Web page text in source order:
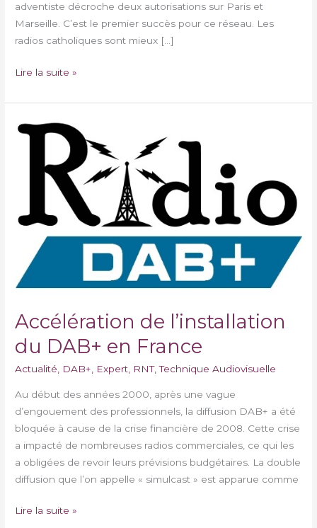
adventiste décroche deux autorisations sur Paris et
Marseille. C’est le premier succès pour ce réseau. Les
radios catholiques sont mieux […]
Lire la suite »
Accélération de l’installation
du DAB+ en France
Actualité, DAB+, Expert, RNT,Technique Audiovisuelle
Au début des années 2000, après une vague
d’engouement des professionnels, la diffusion DAB+ a été
bloquée à cause de la crise financière de 2008. Cette crise
a impacté de nombreuses radios commerciales, ce qui les
a obligées de revoir leurs prévisions budgétaires. La double
diffusion que l’on appelle « simulcast » est apparue comme
Accélération
l’installation
France
Lire la suite »